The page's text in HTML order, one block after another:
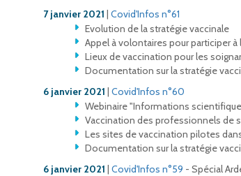
7 janvier 2021 | Covid'Infos n°61
Evolution de la stratégie vaccinale
Appel à volontaires pour participer à
Lieux de vaccination pour les
Documentation sur la stratégie
6 janvier 2021 | Covid'Infos n°60
Webinaire "Informations
Vaccination des professionnels de
Les sites de vaccination pilotes
Documentation sur la stratégie
6 janvier 2021 | Covid'Infos n°59 - Spécial